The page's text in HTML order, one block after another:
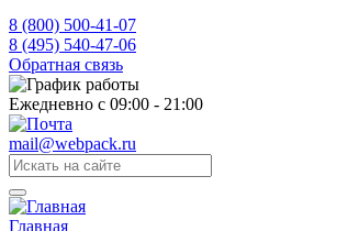
8 (800) 500-41-07
8 (495) 540-47-06
Обратная связь
Ежедневно с 09:00 - 21:00
mail@webpack.ru
Главная